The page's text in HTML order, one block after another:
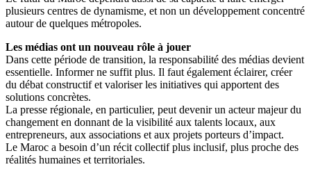
plusieurs centres de dynamisme, et non un développement concentré
autour de quelques métropoles.
Les médias ont un nouveau rôle à jouer
Dans cette période de transition, la responsabilité des médias devient
essentielle. Informer ne suffit plus. Il faut également éclairer, créer
du débat constructif et valoriser les initiatives qui apportent des
solutions concrètes.
La presse régionale, en particulier, peut devenir un acteur majeur du
changement en donnant de la visibilité aux talents locaux, aux
entrepreneurs, aux associations et aux projets porteurs d’impact.
Le Maroc a besoin d’un récit collectif plus inclusif, plus proche des
réalités humaines et territoriales.